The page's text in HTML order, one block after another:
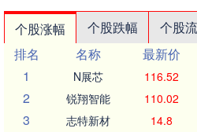
个股涨幅 个股跌幅 个股
排名
名称 最新价
1
N展芯 116.52
2 锐翔智能 110.02
3 志特新材 14.8